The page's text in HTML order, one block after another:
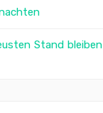
Stand bleiben